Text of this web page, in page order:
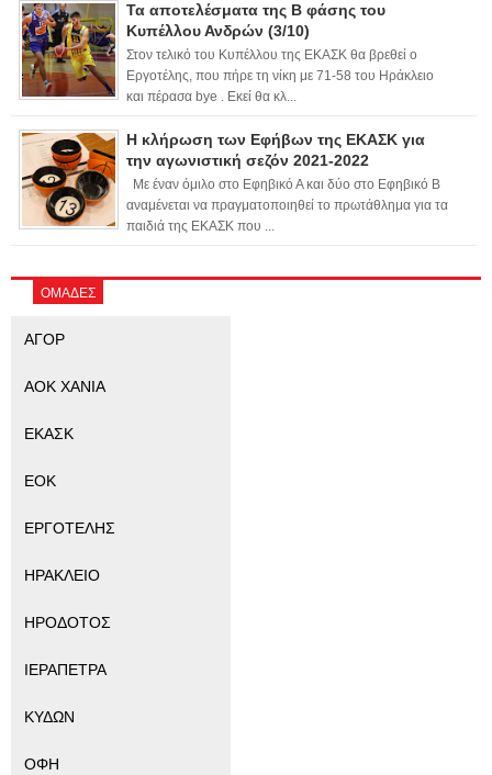
Τα αποτελέσματα της Β φάσης του
Κυπέλλου Ανδρών (3/10)
Στον τελικό του Κυπέλλου της ΕΚΑΣΚ θα βρεθεί ο
Εργοτέλης, που πήρε τη νίκη με 71-58 του Ηράκλειο
και πέρασα bye . Εκεί θα κλ...
Η κλήρωση των Εφήβων της ΕΚΑΣΚ για
την αγωνιστική σεζόν 2021-2022
Με έναν όμιλο στο Εφηβικό Α και δύο στο Εφηβικό Β
αναμένεται να πραγματοποιηθεί το πρωτάθλημα για τα
παιδιά της ΕΚΑΣΚ που ...
ΟΜΑΔΕΣ
ΑΓΟΡ
ΑΟΚ ΧΑΝΙΑ
ΕΚΑΣΚ
ΕΟΚ
ΕΡΓΟΤΕΛΗΣ
ΗΡΑΚΛΕΙΟ
ΗΡΟΔΟΤΟΣ
ΙΕΡΑΠΕΤΡΑ
ΚΥΔΩΝ
ΟΦΗ